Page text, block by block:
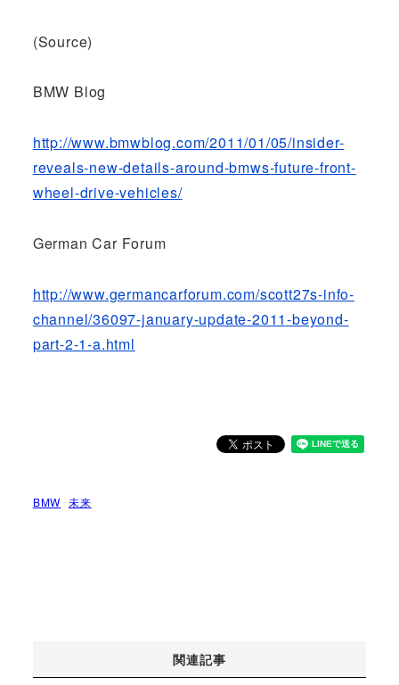
(Source)
BMW Blog
http://www.bmwblog.com/2011/01/05/insider-
reveals-new-details-around-bmws-future-front-
wheel-drive-vehicles/
German Car Forum
http://www.germancarforum.com/scott27s-info-
channel/36097-january-update-2011-beyond-
part-2-1-a.html
BMW 未来
関連記事